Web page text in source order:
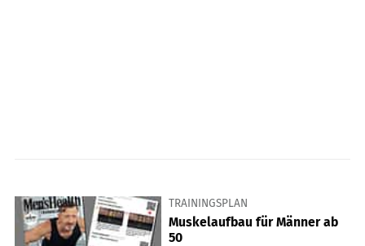
TRAININGSPLAN
Muskelaufbau für Männer ab
50